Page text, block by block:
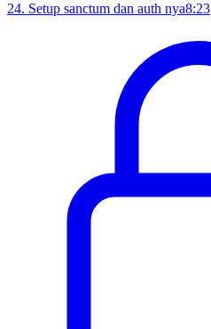
24. Setup sanctum dan auth nya8:23